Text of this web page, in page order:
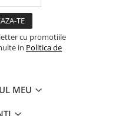
cu promotiile
in Politica de
MEU